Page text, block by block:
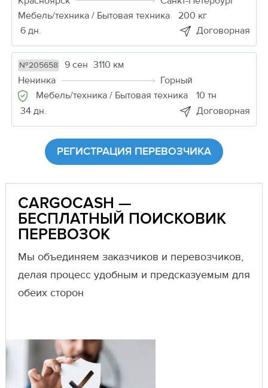
Мебель/техника / Бытовая техника
200 кг
6 дн.
Договорная
№205658 9 сен 3110 км
Ненинка
Горный
Мебель/техника / Бытовая техника
10 тн
34 дн.
Договорная
РЕГИСТРАЦИЯ ПЕРЕВОЗЧИКА
CARGOCASH —
БЕСПЛАТНЫЙ ПОИСКОВИК
ПЕРЕВОЗОК
Мы объединяем заказчиков и перевозчиков,
делая процесс удобным и предсказуемым для
обеих сторон